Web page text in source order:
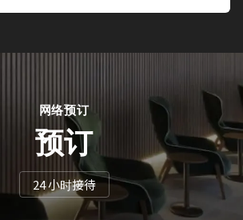
网络预订
预订
24 小时接待